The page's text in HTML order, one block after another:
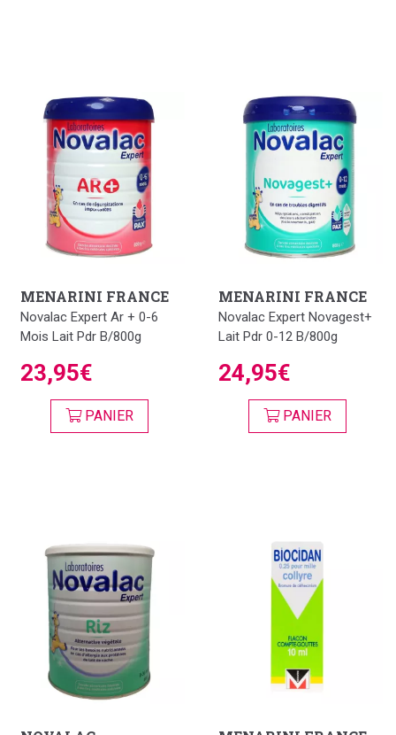
MENARINI FRANCE
Novalac Expert Ar + 0-6
Mois Lait Pdr B/800g
23,95€
PANIER
MENARINI FRANCE
Novalac Expert Novagest+
Lait Pdr 0-12 B/800g
24,95€
PANIER